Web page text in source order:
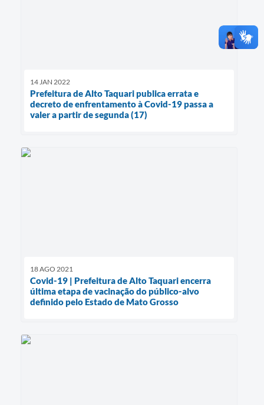
14 JAN 2022
Prefeitura de Alto Taquari publica errata e
decreto de enfrentamento à Covid-19 passa a
valer a partir de segunda (17)
18 AGO 2021
Covid-19 | Prefeitura de Alto Taquari encerra
última etapa de vacinação do público-alvo
definido pelo Estado de Mato Grosso